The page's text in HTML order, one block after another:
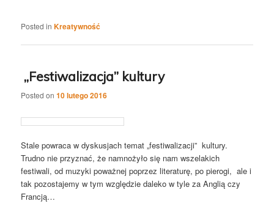
Posted in Kreatywność
„Festiwalizacja” kultury
Posted on10 lutego 2016
Stale powraca w dyskusjach temat „festiwalizacji” kultury.
Trudno nie przyznać, że namnożyło się nam wszelakich
festiwali, od muzyki poważnej poprzez literaturę, po pierogi, ale i
tak pozostajemy w tym względzie daleko w tyle za Anglią czy
Francją…